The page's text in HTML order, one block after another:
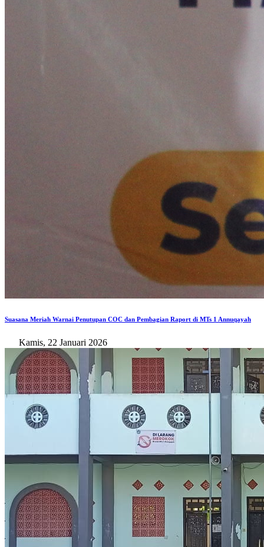
Suasana Meriah Warnai Penutupan COC dan Pembagian Raport di MTs 1 Annuqayah
Kamis, 22 Januari 2026